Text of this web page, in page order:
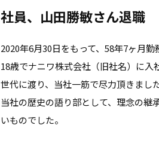
社員、山田勝敏さん退職
2020年6月30日をもって、58年7ヶ月
18歳でナニワ株式会社（旧社名）に
世代に渡り、当社一筋で尽力頂きました
当社の歴史の語り部として、理念の継
いものでした。